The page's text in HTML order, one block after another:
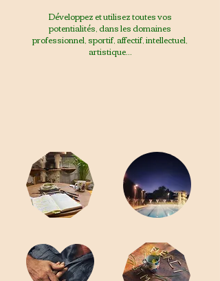
Développez et utilisez toutes vos
potentialités, dans les domaines
professionnel, sportif, affectif, intellectuel,
artistique...